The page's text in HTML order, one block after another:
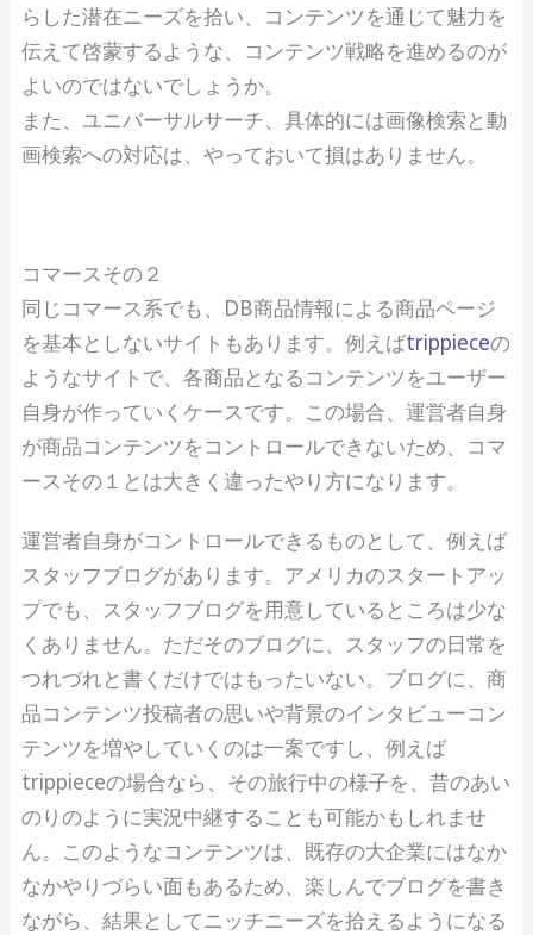
らした潜在ニーズを拾い、コンテンツを通じて魅力を
伝えて啓蒙するような、コンテンツ戦略を進めるのが
よいのではないでしょうか。
また、ユニバーサルサーチ、具体的には画像検索と動
画検索への対応は、やっておいて損はありません。
コマースその２
同じコマース系でも、DB商品情報による商品ページ
を基本としないサイトもあります。例えばtrippieceの
ようなサイトで、各商品となるコンテンツをユーザー
自身が作っていくケースです。この場合、運営者自身
が商品コンテンツをコントロールできないため、コマ
ースその１とは大きく違ったやり方になります。
運営者自身がコントロールできるものとして、例えば
スタッフブログがあります。アメリカのスタートアッ
プでも、スタッフブログを用意しているところは少な
くありません。ただそのブログに、スタッフの日常を
つれづれと書くだけではもったいない。ブログに、商
品コンテンツ投稿者の思いや背景のインタビューコン
テンツを増やしていくのは一案ですし、例えば
trippieceの場合なら、その旅行中の様子を、昔のあい
のりのように実況中継することも可能かもしれませ
ん。このようなコンテンツは、既存の大企業にはなか
なかやりづらい面もあるため、楽しんでブログを書き
ながら、結果としてニッチニーズを拾えるようになる